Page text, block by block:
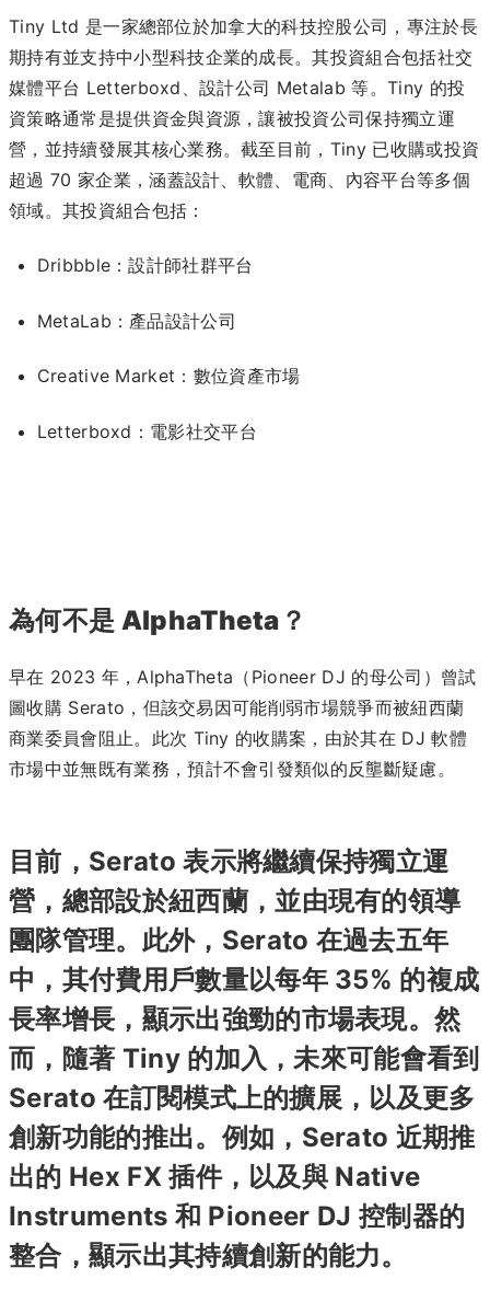
Tiny Ltd 是一家總部位於加拿大的科技控股公司，專注於長
期持有並支持中小型科技企業的成長。​其投資組合包括社交
媒體平台 Letterboxd、設計公司 Metalab 等。​Tiny 的投
資策略通常是提供資金與資源，讓被投資公司保持獨立運
營，並持續發展其核心業務。截至目前，Tiny 已收購或投資
超過 70 家企業，涵蓋設計、軟體、電商、內容平台等多個
領域。​其投資組合包括：​
Dribbble：設計師社群平台
MetaLab：產品設計公司
Creative Market：數位資產市場
Letterboxd：電影社交平台
為何不是 AlphaTheta？
早在 2023 年，AlphaTheta（Pioneer DJ 的母公司）曾試
圖收購 Serato，但該交易因可能削弱市場競爭而被紐西蘭
商業委員會阻止。​此次 Tiny 的收購案，由於其在 DJ 軟體
市場中並無既有業務，預計不會引發類似的反壟斷疑慮。​
目前，Serato 表示將繼續保持獨立運
營，總部設於紐西蘭，並由現有的領導
團隊管理。​此外，Serato 在過去五年
中，其付費用戶數量以每年 35% 的複成
長率增長，顯示出強勁的市場表現。然
而，隨著 Tiny 的加入，未來可能會看到
Serato 在訂閱模式上的擴展，以及更多
創新功能的推出。​例如，Serato 近期推
出的 Hex FX 插件，以及與 Native
Instruments 和 Pioneer DJ 控制器的
整合，顯示出其持續創新的能力。